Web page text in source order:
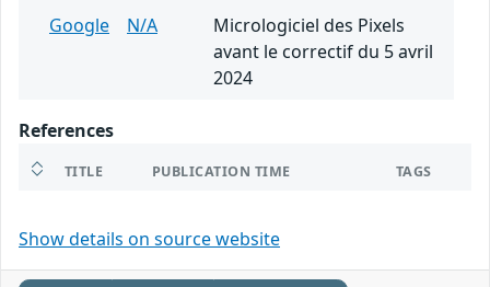
Google
N/A
Micrologiciel des Pixels
avant le correctif du 5 avril
2024
References
TITLE PUBLICATION TIME TAGS
Show details on source website